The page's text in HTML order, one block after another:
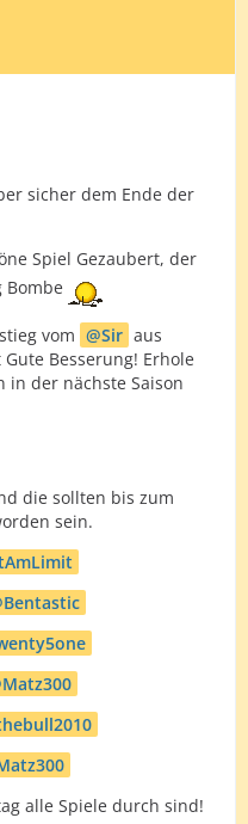
sicher dem Ende der
Spiel Gezaubert, der
vom Sir aus
Besserung! Erhole
der nächste Saison
die sollten bis zum
sein.
Bentastic
Matz300
alle Spiele durch sind!